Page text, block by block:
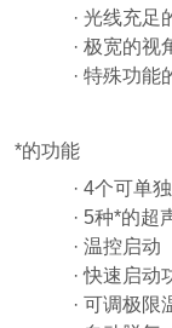
· 光线充足
· 极宽的视
· 特殊功能
*的功能
· 4个可单
· 5种*的超
· 温控启动
· 快速启动
· 可调极限